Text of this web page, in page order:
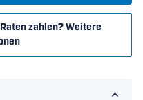
zahlen?Weitere